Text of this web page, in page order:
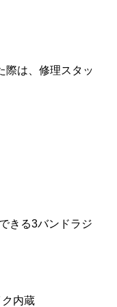
際は、修理スタッ
きる3バンドラジ
内蔵